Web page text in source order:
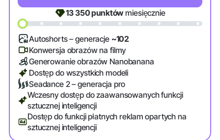
13 350punktów miesięcznie
Autoshorts – generacje ~102
Konwersja obrazów na filmy
Generowanie obrazów Nanobanana
Dostęp do wszystkich modeli
Seadance 2 – generacja pro
Wczesny dostęp do zaawansowanych funkcji
sztucznej inteligencji
Dostęp do funkcji płatnych reklam opartych na
sztucznej inteligencji